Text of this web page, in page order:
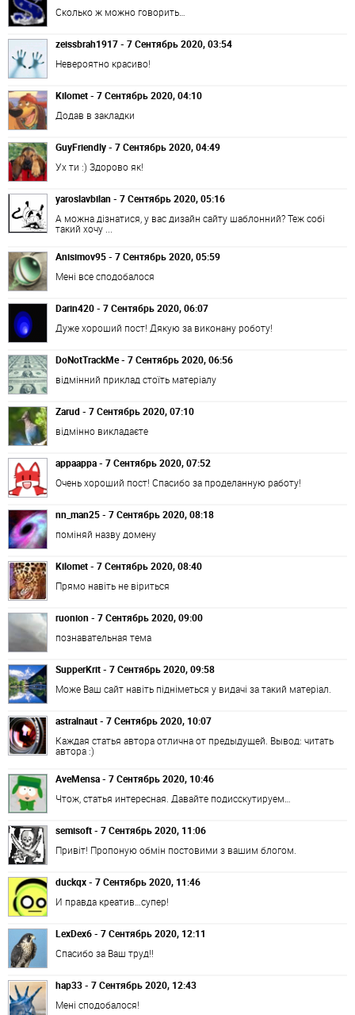
Сколько ж можно говорить…
zeissbrah1917 - 7 Сентябрь 2020, 03:54
Невероятно красиво!
Kilomet - 7 Сентябрь 2020, 04:10
Додав в закладки
GuyFriendly - 7 Сентябрь 2020, 04:49
Ух ти :) Здорово як!
yaroslavbilan - 7 Сентябрь 2020, 05:16
А можна дізнатися, у вас дизайн сайту шаблонний? Теж собі
такий хочу ...
Anisimov95 - 7 Сентябрь 2020, 05:59
Мені все сподобалося
Darin420 - 7 Сентябрь 2020, 06:07
Дуже хороший пост! Дякую за виконану роботу!
DoNotTrackMe - 7 Сентябрь 2020, 06:56
відмінний приклад стоїть матеріалу
Zarud - 7 Сентябрь 2020, 07:10
відмінно викладаєте
appaappa - 7 Сентябрь 2020, 07:52
Очень хороший пост! Спасибо за проделанную работу!
nn_man25 - 7 Сентябрь 2020, 08:18
поміняй назву домену
Kilomet - 7 Сентябрь 2020, 08:40
Прямо навіть не віриться
ruonion - 7 Сентябрь 2020, 09:00
познавательная тема
SupperKrit - 7 Сентябрь 2020, 09:58
Може Ваш сайт навіть підніметься у видачі за такий матеріал.
astralnaut - 7 Сентябрь 2020, 10:07
Каждая статья автора отлична от предыдущей. Вывод: читать
автора :)
AveMensa - 7 Сентябрь 2020, 10:46
Чтож, статья интересная. Давайте подисскутируем…
semisoft - 7 Сентябрь 2020, 11:06
Привіт! Пропоную обмін постовими з вашим блогом.
duckqx - 7 Сентябрь 2020, 11:46
И правда креатив…супер!
LexDex6 - 7 Сентябрь 2020, 12:11
Спасибо за Ваш труд!!
hap33 - 7 Сентябрь 2020, 12:43
Мені сподобалося!